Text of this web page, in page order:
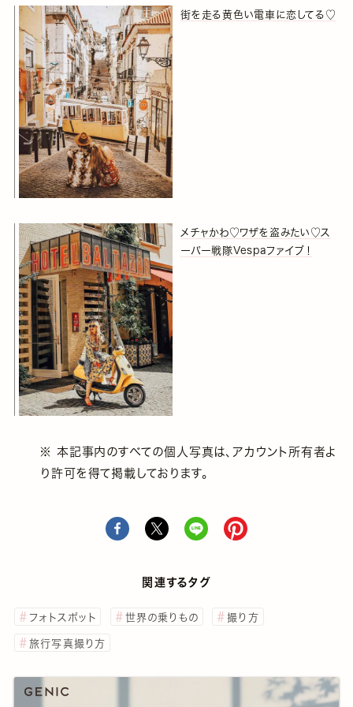
街を走る黄色い電車に恋してる♡
メチャかわ♡ワザを盗みたい♡ス
ーパー戦隊Vespaファイブ！
※ 本記事内のすべての個人写真は、アカウント所有者よ
り許可を得て掲載しております。
関連するタグ
フォトスポット 世界の乗りもの 撮り方
旅行写真撮り方